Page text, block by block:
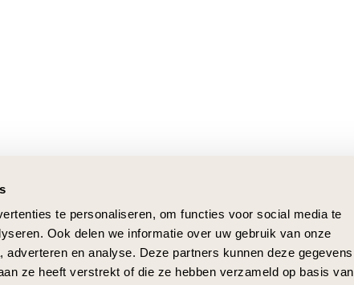
te personaliseren, om functies voor social media te
Ook delen we informatie over uw gebruik van onze
en analyse. Deze partners kunnen deze gegevens
ze heeft verstrekt of die ze hebben verzameld op basis van